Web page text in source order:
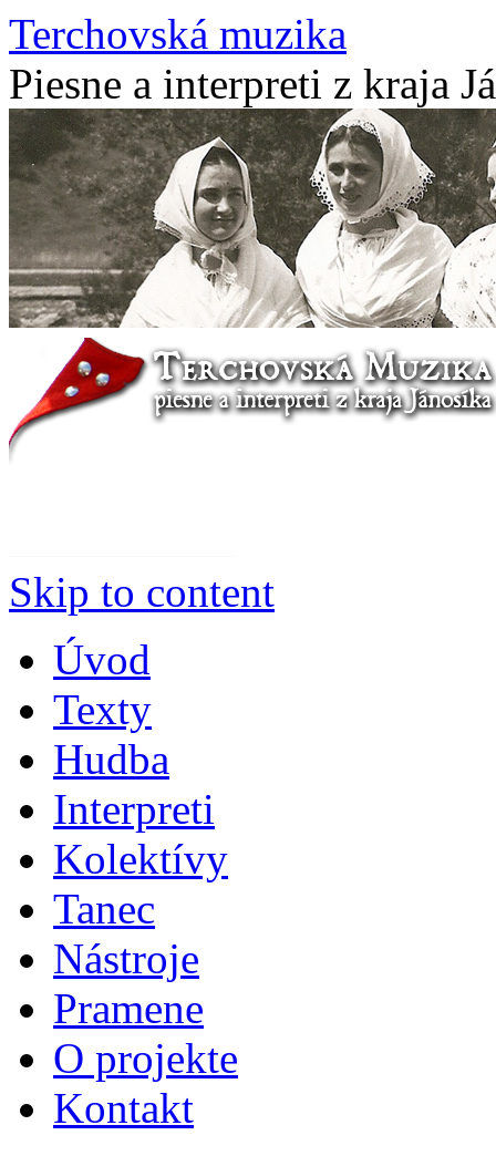
Terchovská muzika
Piesne a interpreti z kraja
Skip to content
Úvod
Texty
Hudba
Interpreti
Kolektívy
Tanec
Nástroje
Pramene
O projekte
Kontakt